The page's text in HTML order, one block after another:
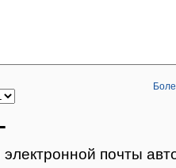
почты